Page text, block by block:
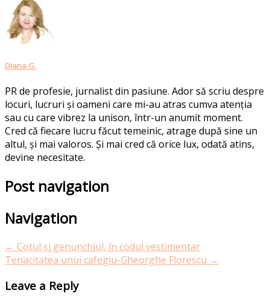
Diana G.
PR de profesie, jurnalist din pasiune. Ador să scriu despre
locuri, lucruri și oameni care mi-au atras cumva atenția
sau cu care vibrez la unison, într-un anumit moment.
Cred că fiecare lucru făcut temeinic, atrage după sine un
altul, și mai valoros. Și mai cred că orice lux, odată atins,
devine necesitate.
Post navigation
Navigation
← Cotul și genunchiul, în codul vestimentar
Tenacitatea unui cafegiu-Gheorghe Florescu →
Leave a Reply